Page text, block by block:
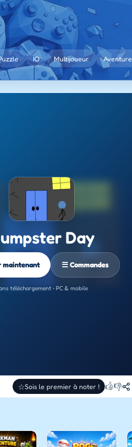
IO Multijoueur Aventure
Day
☰ Commandes
téléchargement • PC & mobile
☆Sois le premier à noter ! 👍👎